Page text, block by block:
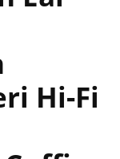
Hi-Fi